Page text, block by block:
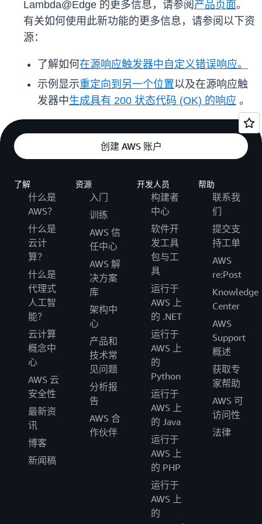
Lambda@Edge 的更多信息，请参阅 产品页面。
有关如何使用此新功能的更多信息，请参阅以下资
源：
了解如何在源响应触发器中自定义错误响应。
示例显示重定向到另一个位置以及在源响应触
发器中生成具有 200 状态代码 (OK) 的响应 。
创建 AWS 账户
了解
什么是
AWS？
什么是
云计
算？
什么是
代理式
人工智
能？
云计算
概念中
心
AWS 云
安全性
最新资
讯
博客
新闻稿
资源
入门
训练
AWS 信
任中心
AWS 解
决方案
库
架构中
心
产品和
技术常
见问题
分析报
告
AWS 合
作伙伴
开发人员
构建者
中心
软件开
发工具
包与工
具
运行于
AWS 上
的 .NET
运行于
AWS 上
的
Python
运行于
AWS 上
的 Java
运行于
AWS 上
的 PHP
运行于
AWS 上
的
帮助
联系我
们
提交支
持工单
AWS
re:Post
Knowledge
Center
AWS
Support
概述
获取专
家帮助
AWS 可
访问性
法律